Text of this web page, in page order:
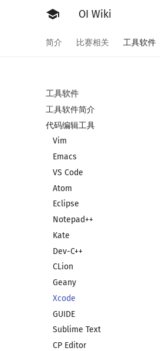
OI Wiki
简介 比赛相关 工具软件
工具软件
工具软件简介
代码编辑工具
Vim
Emacs
VS Code
Atom
Eclipse
Notepad++
Kate
Dev-C++
CLion
Geany
Xcode
GUIDE
Sublime Text
CP Editor